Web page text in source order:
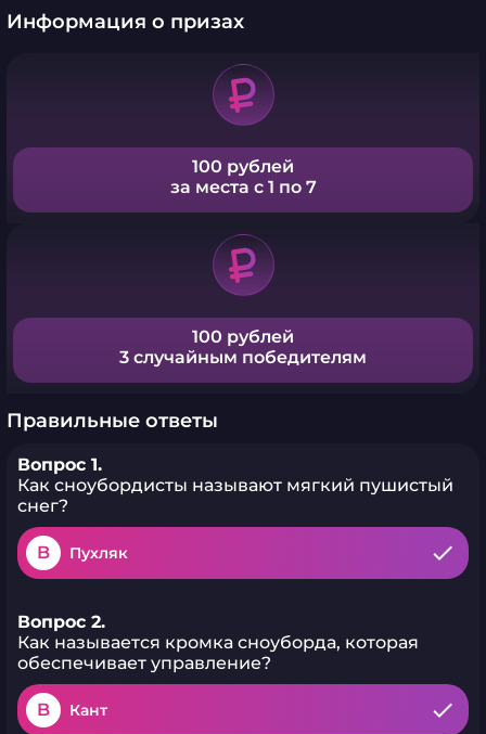
Информация о призах
100 рублей
за места с 1 по 7
100 рублей
3 случайным победителям
Правильные ответы
Вопрос 1.
Как сноубордисты называют мягкий пушистый
снег?
B Пухляк
Вопрос 2.
Как называется кромка сноуборда, которая
обеспечивает управление?
B Кант